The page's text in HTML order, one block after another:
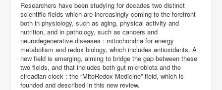
Researchers have been studying for decades two distinct
scientific fields which are increasingly coming to the forefront
both in physiology, such as aging, physical activity and
nutrition, and in pathology, such as cancers and
neurodegenerative diseases : mitochondria for energy
metabolism and redox biology, which includes antioxidants. A
new field is emerging, aiming to bridge the gap between these
two fields, and that includes both gut microbiota and the
circadian clock : the “MitoRedox Medicine” field, which is
founded and described in this new review.